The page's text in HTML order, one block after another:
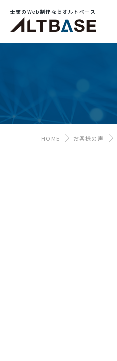
士業のWeb制作ならオルトベース
HOME お客様の声